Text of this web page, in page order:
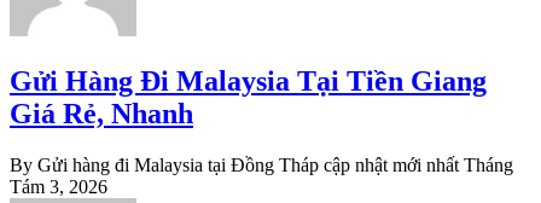
Gửi Hàng Đi Malaysia Tại Tiền Giang
Giá Rẻ, Nhanh
By Gửi hàng đi Malaysia tại Đồng Tháp cập nhật mới nhất Tháng
Tám 3, 2026